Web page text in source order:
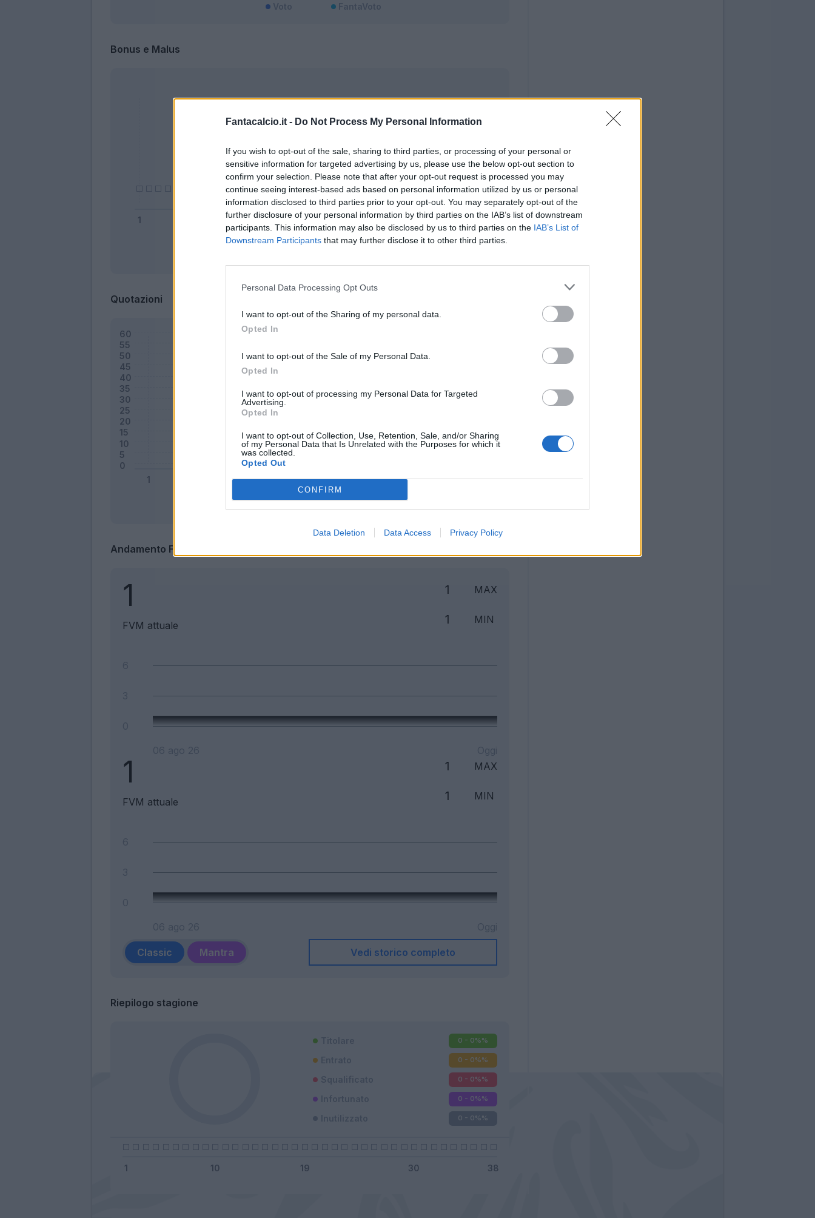
Fantacalcio.it - Do Not Process My Personal Information
If you wish to opt-out of the sale, sharing to third parties, or processing of your personal or
sensitive information for targeted advertising by us, please use the below opt-out section to
confirm your selection. Please note that after your opt-out request is processed you may
continue seeing interest-based ads based on personal information utilized by us or personal
information disclosed to third parties prior to your opt-out. You may separately opt-out of the
further disclosure of your personal information by third parties on the IAB’s list of downstream
participants. This information may also be disclosed by us to third parties on the IAB’s List of
Downstream Participants that may further disclose it to other third parties.
Personal Data Processing Opt Outs
I want to opt-out of the Sharing of my personal data.
Opted In
I want to opt-out of the Sale of my Personal Data.
Opted In
I want to opt-out of processing my Personal Data for Targeted
Advertising.
Opted In
I want to opt-out of Collection, Use, Retention, Sale, and/or Sharing
of my Personal Data that Is Unrelated with the Purposes for which it
was collected.
Opted Out
CONFIRM
Data Deletion Data Access Privacy Policy
Voto FantaVoto
Bonus e Malus
Quotazioni
Andamento FantaValore di Mercato
1
FVM attuale
1 MAX
1 MIN
1
FVM attuale
1 MAX
1 MIN
Classic Mantra Vedi storico completo
Riepilogo stagione
0 - 0%%
0 - 0%%
0 - 0%%
0 - 0%%
0 - 0%%